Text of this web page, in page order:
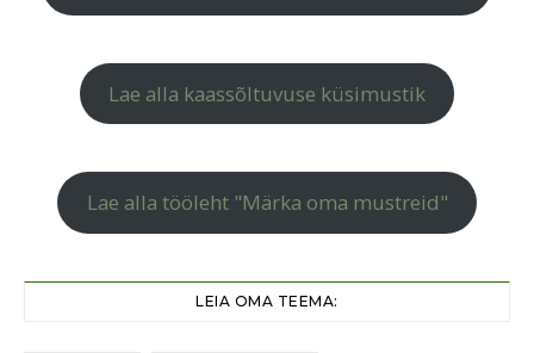
Lae alla kaassõltuvuse küsimustik
Lae alla tööleht "Märka oma mustreid"
LEIA OMA TEEMA: